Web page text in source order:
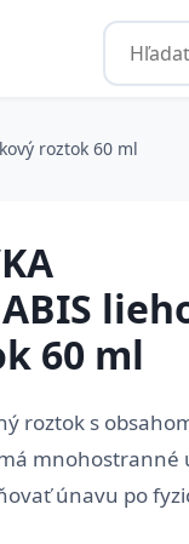
roztok 60 ml
60 ml
roztok s
mnohostranné
únavu po